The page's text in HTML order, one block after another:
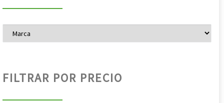
FILTRAR POR PRECIO